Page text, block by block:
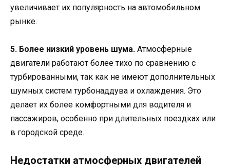
увеличивает их популярность на автомобильном
рынке.
5. Более низкий уровень шума. Атмосферные
двигатели работают более тихо по сравнению с
турбированными, так как не имеют дополнительных
шумных систем турбонаддува и охлаждения. Это
делает их более комфортными для водителя и
пассажиров, особенно при длительных поездках или
в городской среде.
Недостатки атмосферных двигателей